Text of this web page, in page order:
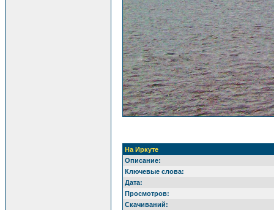
На Иркуте
Описание:
Ключевые слова:
Дата:
Просмотров:
Скачиваний: